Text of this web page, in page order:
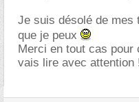
Je suis désolé de mes
que je peux
Merci en tout cas pour
vais lire avec attention